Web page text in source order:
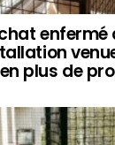
enfermé
plus de